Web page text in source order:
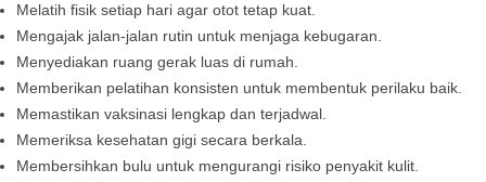
Melatih fisik setiap hari agar otot tetap kuat.
Mengajak jalan-jalan rutin untuk menjaga kebugaran.
Menyediakan ruang gerak luas di rumah.
Memberikan pelatihan konsisten untuk membentuk perilaku baik.
Memastikan vaksinasi lengkap dan terjadwal.
Memeriksa kesehatan gigi secara berkala.
Membersihkan bulu untuk mengurangi risiko penyakit kulit.